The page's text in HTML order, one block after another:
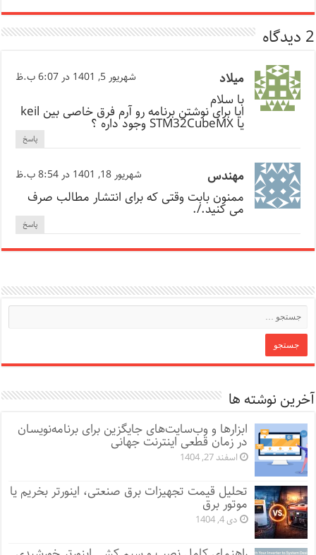
2 دیدگاه
میلاد شهریور 5, 1401 در 6:07 ب.ظ
با سلام
ایا برای نوشتن برنامه رو آرم فرق خاصی بین keil
یا STM32CubeMX وجود داره ؟
پاسخ
مهندس شهریور 18, 1401 در 8:54 ب.ظ
ممنون بابت وقتی که برای انتشار مطالب صرف
می کنید./.
پاسخ
آخرین نوشته ها
ابزارها و وب‌سایت‌های جایگزین برای برنامه‌نویسان
در زمان قطعی اینترنت جهانی
اسفند 27, 1404
تحلیل قیمت تجهیزات برق صنعتی، اینورتر بخریم یا
موتور برق
دی 4, 1404